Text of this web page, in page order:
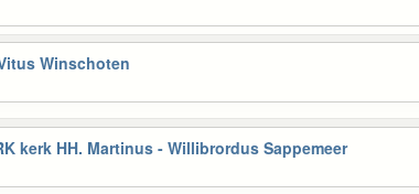
Winschoten
kerk HH. Martinus - Willibrordus Sappemeer